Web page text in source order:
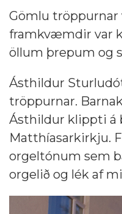
Gömlu tröppurnar
framkvæmdir var
öllum þrepum og
Ásthildur
tröppurnar.
Ásthildur klippti á
Matthíasarkirkju.
orgeltónum sem
orgelið og lék af